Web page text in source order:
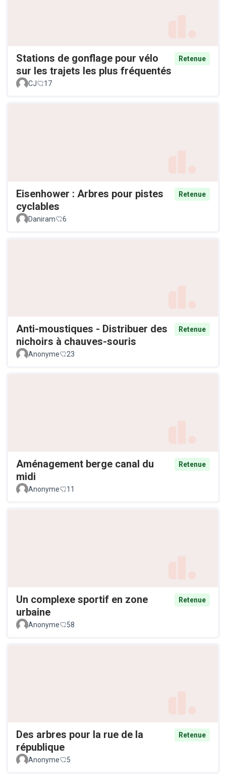
Stations de gonflage pour vélo
sur les trajets les plus fréquentés
Retenue
CJ 17
Eisenhower : Arbres pour pistes
cyclables
Retenue
Daniram 6
Anti-moustiques - Distribuer des
nichoirs à chauves-souris
Retenue
Anonyme 23
Aménagement berge canal du
midi
Retenue
Anonyme 11
Un complexe sportif en zone
urbaine
Retenue
Anonyme 58
Des arbres pour la rue de la
république
Retenue
Anonyme 5